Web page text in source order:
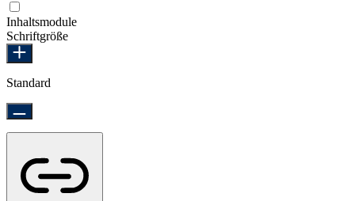
Inhaltsmodule
Schriftgröße
Standard